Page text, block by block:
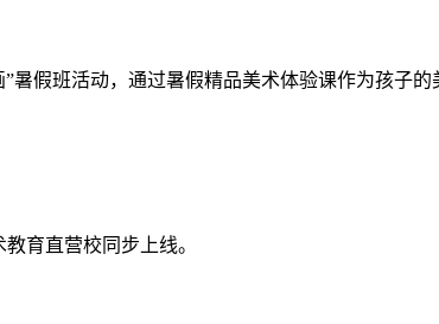
假班活动，通过暑假精品美术体验课作为孩子
育直营校同步上线。